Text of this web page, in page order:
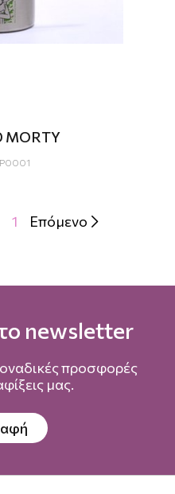
MORTY
1 Επόμενο 
newsletter
προσφορές
μας.